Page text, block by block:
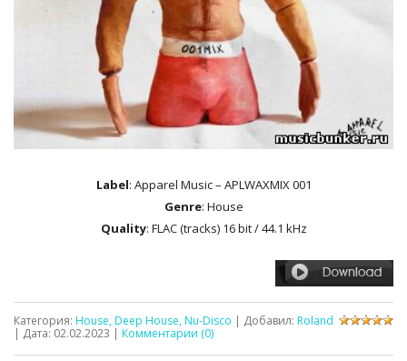
Label: Apparel Music – APLWAXMIX 001
Genre: House
Quality: FLAC (tracks) 16 bit / 44.1 kHz
Категория: House, Deep House, Nu-Disco | Добавил: Roland
| Дата: 02.02.2023 | Комментарии (0)